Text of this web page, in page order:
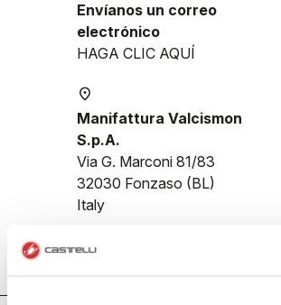
Envíanos un correo
electrónico
HAGA CLIC AQUÍ
place
Manifattura Valcismon
S.p.A.
Via G. Marconi 81/83
32030 Fonzaso (BL)
Italy